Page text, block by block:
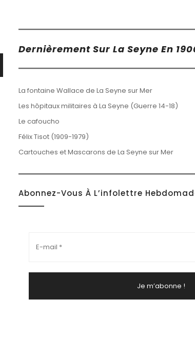
Dernièrement Sur La Seyne En
La fontaine Wallace de La Seyne sur Mer
Les hôpitaux militaires à La Seyne (Guerre 14-18)
Le cafoucho
Félix Tisot (1909-1979)
Cartouches et Mascarons de La Seyne sur Mer
Abonnez-Vous À L’infolettre